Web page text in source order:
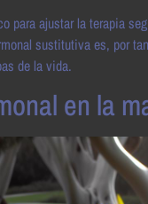
para ajustar la terapia
sustitutiva es, por
de la vida.
en la